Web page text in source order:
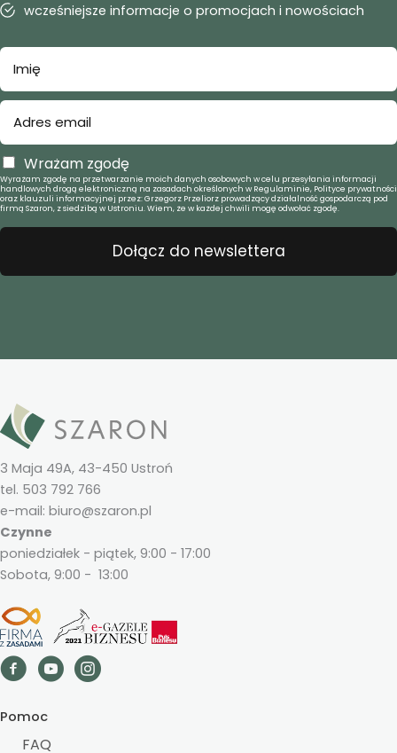
wcześniejsze informacje o promocjach i nowościach
Wrażam zgodę
Wyrażam zgodę na przetwarzanie moich danych osobowych w celu przesyłania informacji
handlowych drogą elektroniczną na zasadach określonych w Regulaminie, Polityce prywatności
oraz klauzuli informacyjnej przez: Grzegorz Przeliorz prowadzący działalność gospodarczą pod
firmą Szaron, z siedzibą w Ustroniu. Wiem, że w każdej chwili mogę odwołać zgodę.
Dołącz do newslettera
3 Maja 49A, 43-450 Ustroń
tel. 503 792 766
e-mail: biuro@szaron.pl
Czynne
poniedziałek - piątek, 9:00 - 17:00
Sobota, 9:00 - 13:00
Pomoc
FAQ